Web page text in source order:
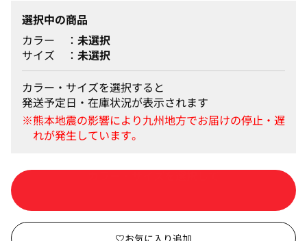
選択中の商品
カラー
未選択
サイズ
未選択
カラー・サイズを選択すると
発送予定日・在庫状況が表示されます